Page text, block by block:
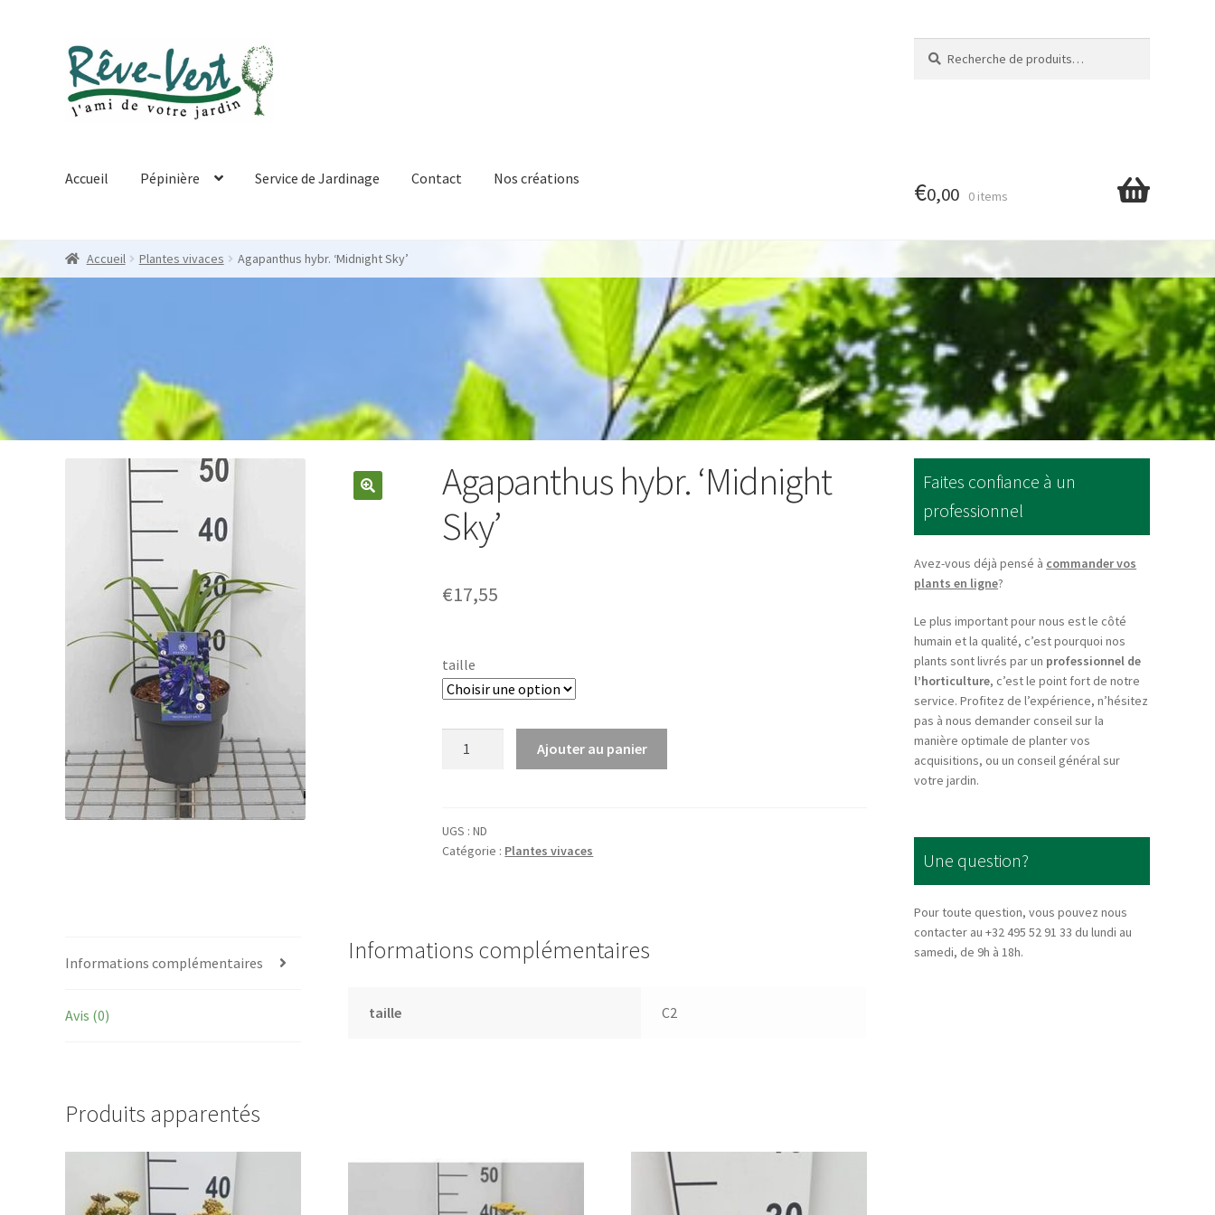
Skip
to
navigation
Skip
to
content
pour :
Accueil Pépinière Service de Jardinage Contact Nos créations €0,00 0 items
Accueil Plantes vivaces Agapanthus hybr. ‘Midnight Sky’
Agapanthus hybr. ‘Midnight
Sky’
€17,55
taille
'Midnight
Sky'
Ajouter au panier
UGS :ND
Catégorie : Plantes vivaces
Informations complémentaires
Avis (0)
Informations complémentaires
taille C2
Produits apparentés
Faites confiance à un
professionnel
Avez-vous déjà pensé à commander vos
plants en ligne?
Le plus important pour nous est le côté
humain et la qualité, c’est pourquoi nos
plants sont livrés par un professionnel de
l’horticulture, c’est le point fort de notre
service. Profitez de l’expérience, n’hésitez
pas à nous demander conseil sur la
manière optimale de planter vos
acquisitions, ou un conseil général sur
votre jardin.
Une question?
Pour toute question, vous pouvez nous
contacter au +32 495 52 91 33 du lundi au
samedi, de 9h à 18h.